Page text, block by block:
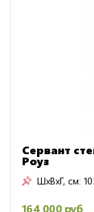
Сервант
Роуз
ШxВxГ, см:
164 000 руб